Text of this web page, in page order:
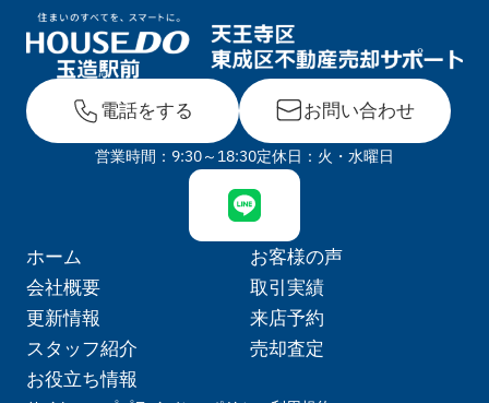
電話をする お問い合わせ
営業時間：9:30～18:30定休日：火・水曜日
ホーム
会社概要
更新情報
スタッフ紹介
お役立ち情報
お客様の声
取引実績
来店予約
売却査定